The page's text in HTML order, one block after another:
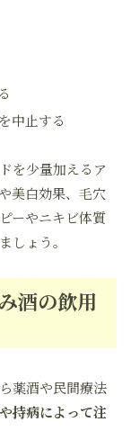
中止する
を少量加えるア
美白効果、毛穴
ーやニキビ体質
しょう。
酒の飲用
薬酒や民間療法
持病によって注